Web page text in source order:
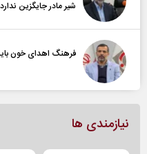
شیر مادر جایگزین
فرهنگ اهدای خون
نیازمندی ها